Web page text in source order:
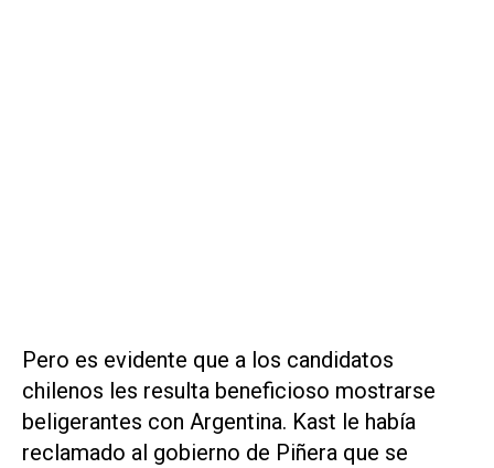
Pero es evidente que a los candidatos
chilenos les resulta beneficioso mostrarse
beligerantes con Argentina. Kast le había
reclamado al gobierno de Piñera que se